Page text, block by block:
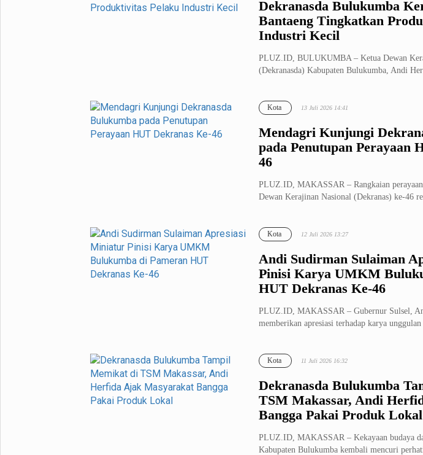
Pemerintahan
Bulutangkis
Parenting
Dekranasda Bulukumba
Bantaeng Tingkatkan
Industri Kecil
PLUZ.ID, BULUKUMBA – Ketua Dewan
(Dekranasda) Kabupaten Bulukumba, Andi
Mendagri Kunjungi
pada Penutupan Perayaan
46
Kota 13 Juli 2026 14:41
PLUZ.ID, MAKASSAR – Rangkaian
Dewan Kerajinan Nasional (Dekranas) ke-46
Andi Sudirman Sulaiman
Pinisi Karya UMKM
HUT Dekranas Ke-46
Kota 12 Juli 2026 13:27
PLUZ.ID, MAKASSAR – Gubernur Sulsel,
memberikan apresiasi terhadap karya
Dekranasda Bulukumba
TSM Makassar, Andi
Bangga Pakai Produk Lokal
Kota 11 Juli 2026 16:32
PLUZ.ID, MAKASSAR – Kekayaan budaya
Kabupaten Bulukumba kembali mencuri